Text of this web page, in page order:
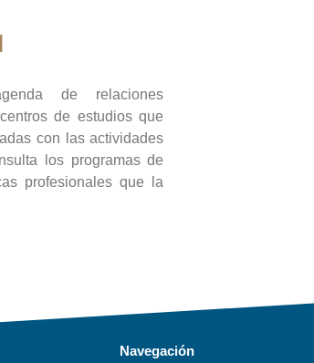
de relaciones
de estudios que
con las actividades
los programas de
profesionales que la
Navegación